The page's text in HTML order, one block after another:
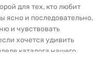
для тех, кто любит
ясно и последовательно,
и чувствовать
хочется удивить
каталога нашего
тех, кто интересуется